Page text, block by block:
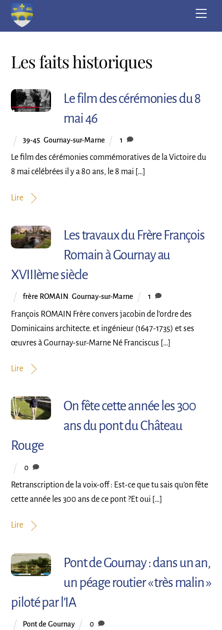
Skip
Les faits historiques
Le film des cérémonies du 8
mai 46
39-45 ,Gournay-sur-Marne 1
Le film des cérémonies commémoratives de la Victoire du
8 mai célébrées il y a 80 ans, le 8 mai […]
Lire
Les travaux du Frère François
Romain à Gournay au
XVIIIème siècle
frère ROMAIN ,Gournay-sur-Marne 1
François ROMAIN Frère convers jacobin de l’ordre des
Dominicains architecte. et ingénieur (1647-1735) et ses
œuvres à Gournay-sur-Marne Né Franciscus […]
Lire
On fête cette année les 300
ans du pont du Château
Rouge
0
Retranscription de la voix-off : Est-ce que tu sais qu’on fête
cette année les 300 ans de ce pont ?Et oui […]
Lire
Pont de Gournay : dans un an,
un péage routier « très malin »
piloté par l’IA
Pont de Gournay 0